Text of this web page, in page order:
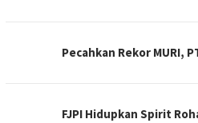
Pecahkan Rekor MURI,
FJPI Hidupkan Spirit